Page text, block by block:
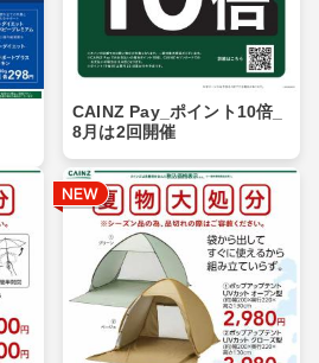
CAINZ Pay_ポイント10倍_
8月は2回開催